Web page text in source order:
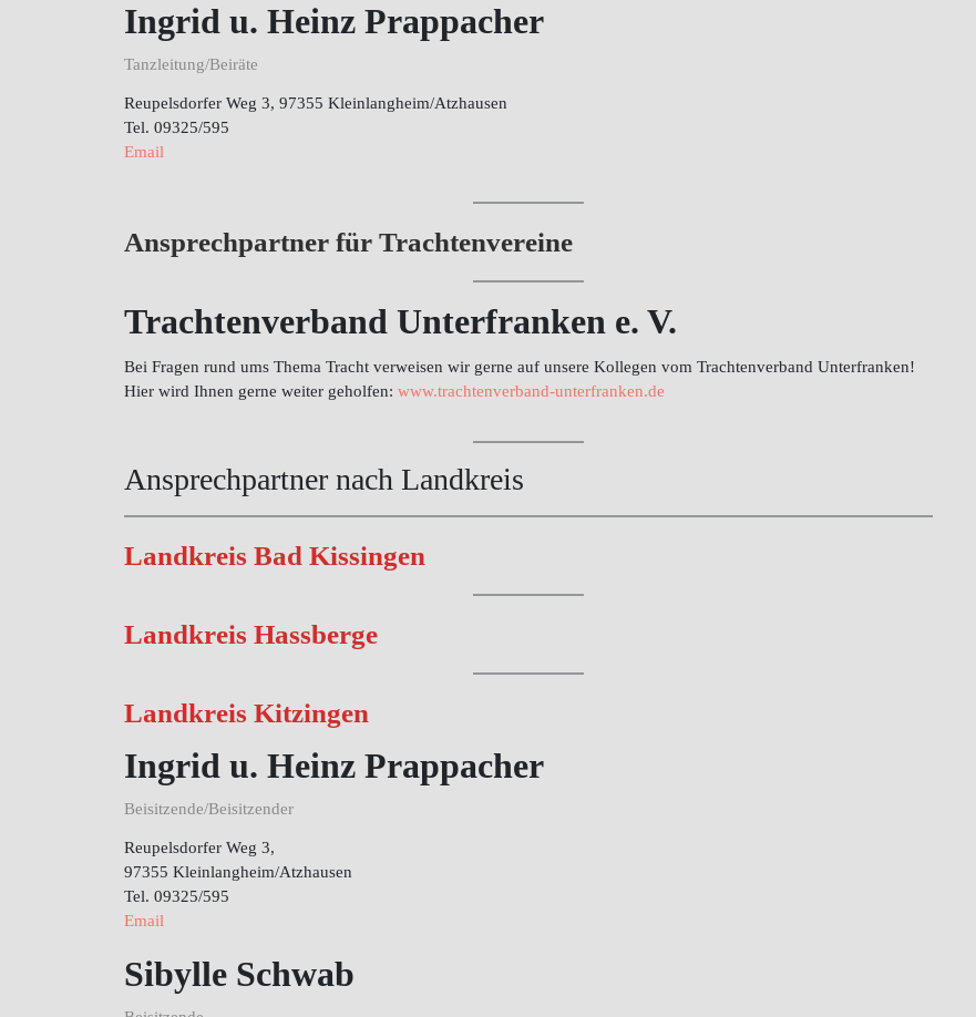
Ingrid u. Heinz Prappacher
Tanzleitung/Beiräte
Reupelsdorfer Weg 3, 97355 Kleinlangheim/Atzhausen
Tel. 09325/595
Email
Ansprechpartner für Trachtenvereine
Trachtenverband Unterfranken e. V.
Bei Fragen rund ums Thema Tracht verweisen wir gerne auf unsere Kollegen vom Trachtenverband Unterfranken!
Hier wird Ihnen gerne weiter geholfen: www.trachtenverband-unterfranken.de
Ansprechpartner nach Landkreis
Landkreis Bad Kissingen
Landkreis Hassberge
Landkreis Kitzingen
Ingrid u. Heinz Prappacher
Beisitzende/Beisitzender
Reupelsdorfer Weg 3,
97355 Kleinlangheim/Atzhausen
Tel. 09325/595
Email
Sibylle Schwab